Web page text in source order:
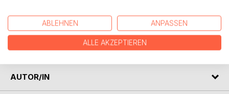
Die schönsten Sprüche für Jung und Alt... Für jeden etwas
AUTOR/IN
ABLEHNEN ANPASSEN
ALLE AKZEPTIEREN